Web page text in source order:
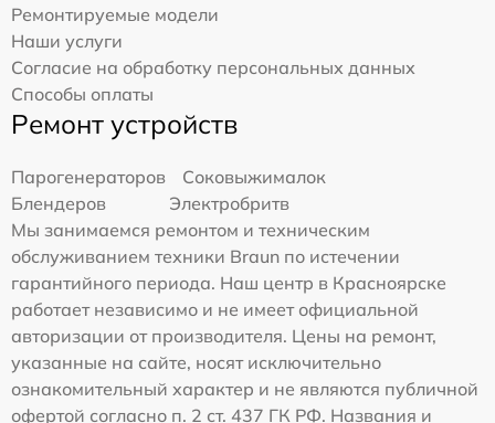
Ремонтируемые модели
Наши услуги
Согласие на обработку персональных данных
Способы оплаты
Ремонт устройств
Парогенераторов
Соковыжималок
Блендеров
Электробритв
Мы занимаемся ремонтом и техническим
обслуживанием техники Braun по истечении
гарантийного периода. Наш центр в Красноярске
работает независимо и не имеет официальной
авторизации от производителя. Цены на ремонт,
указанные на сайте, носят исключительно
ознакомительный характер и не являются публичной
офертой согласно п. 2 ст. 437 ГК РФ. Названия и